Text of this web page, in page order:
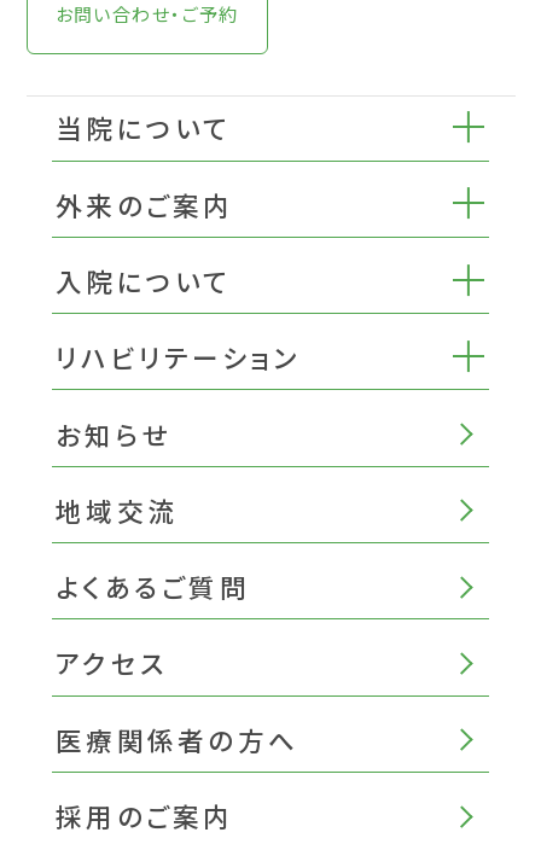
お問い合わせ・ご予約
当院について
外来のご案内
入院について
リハビリテーション
お知らせ
地域交流
よくあるご質問
アクセス
医療関係者の方へ
採用のご案内